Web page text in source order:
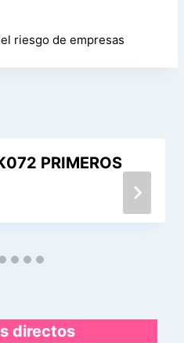
riesgo de empresas
PRIMEROS
directos